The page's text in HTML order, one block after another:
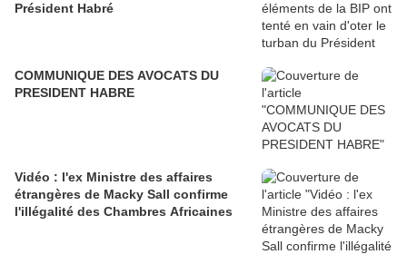
Président Habré
COMMUNIQUE DES AVOCATS DU
PRESIDENT HABRE
Vidéo : l'ex Ministre des affaires
étrangères de Macky Sall confirme
l'illégalité des Chambres Africaines